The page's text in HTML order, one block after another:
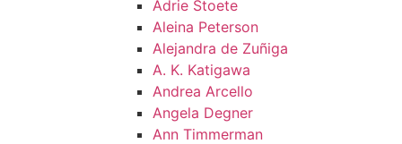
Adrie Stoete
Aleina Peterson
Alejandra de Zuñiga
A. K. Katigawa
Andrea Arcello
Angela Degner
Ann Timmerman